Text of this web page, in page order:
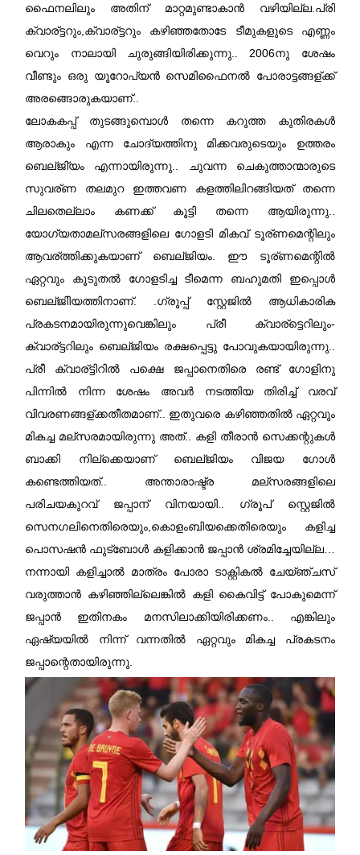
ഫൈനലിലും അതിന് മാറ്റമുണ്ടാകാന്‍ വഴിയില്ല. പ്രി
ക്വാര്ട്ടറും,ക്വാര്ട്ടറും കഴിഞ്ഞതോടേ ടീമുകളുടെ എണ്ണം
വെറും നാലായി ചുരുങ്ങിയിരിക്കുന്നു.. 2006നു ശേഷം
വീണ്ടും ഒരു യൂറോപ്യന്‍ സെമിഫൈനല്‍ പോരാട്ടങ്ങള്ക്ക്
അരങ്ങൊരുകയാണ്..
ലോകകപ്പ് തുടങ്ങുമ്പൊള്‍ തന്നെ കറുത്ത കുതിരകള്‍
ആരാകും എന്ന ചോദ്യത്തിനു മിക്കവരുടെയും ഉത്തരം
ബെല്ജി്യം എന്നായിരുന്നു.. ചുവന്ന ചെകുത്താന്മാരുടെ
സുവര്ണ തലമുറ ഇത്തവണ കളത്തിലിറങ്ങിയത് തന്നെ
ചിലതെല്ലാം കണക്ക് കൂട്ടി തന്നെ ആയിരുന്നു..
യോഗ്യതാമല്സരങ്ങളിലെ ഗോളടി മികവ് ടൂര്ണമെന്റിലും
ആവര്ത്തിക്കുകയാണ് ബെല്ജിയം. ഈ ടൂര്ണമെന്റില്‍
ഏറ്റവും കൂടുതല്‍ ഗോളടിച്ച ടീമെന്ന ബഹുമതി ഇപ്പൊള്‍
ബെല്ജിിയത്തിനാണ്. .ഗ്രൂപ്പ് സ്റ്റേജില്‍ ആധികാരിക
പ്രകടനമായിരുന്നുവെങ്കിലും പ്രീ ക്വാര്ട്ടെറിലും-
ക്വാര്ട്ടറിലും ബെല്ജിയം രക്ഷപ്പെട്ടു പോവുകയായിരുന്നു..
പ്രീ ക്വാര്ട്ടിറില്‍ പക്ഷെ ജപ്പാനെതിരെ രണ്ട് ഗോളിനു
പിന്നില്‍ നിന്ന ശേഷം അവര്‍ നടത്തിയ തിരിച്ച് വരവ്
വിവരണങ്ങള്ക്കതീതമാണ്.. ഇതുവരെ കഴിഞ്ഞതില്‍ ഏറ്റവും
മികച്ച മല്സരമായിരുന്നു അത്.. കളി തീരാന്‍ സെക്കന്റുകള്‍
ബാക്കി നില്ക്കെയാണ് ബെല്ജിയം വിജയ ഗോള്‍
കണ്ടെത്തിയത്.. അന്താരാഷ്ട്ര മല്സരങ്ങളിലെ
പരിചയകുറവ് ജപ്പാന് വിനയായി.. ഗ്രൂപ് സ്റ്റെജില്‍
സെനഗലിനെതിരെയും,കൊളംബിയക്കെതിരെയും കളിച്ച
പൊസഷന്‍ ഫുട്ബോള്‍ കളിക്കാന്‍ ജപ്പാന്‍ ശ്രമിച്ചേയില്ല…
നന്നായി കളിച്ചാല്‍ മാത്രം പോരാ ടാക്റ്റികല്‍ ചേയ്ഞ്ചസ്
വരുത്താന്‍ കഴിഞ്ഞില്ലെങ്കില്‍ കളി കൈവിട്ട് പോകുമെന്ന്
ജപ്പാന്‍ ഇതിനകം മനസിലാക്കിയിരിക്കണം.. എങ്കിലും
ഏഷ്യയില്‍ നിന്ന് വന്നതില്‍ ഏറ്റവും മികച്ച പ്രകടനം
ജപ്പാന്റെതായിരുന്നു.